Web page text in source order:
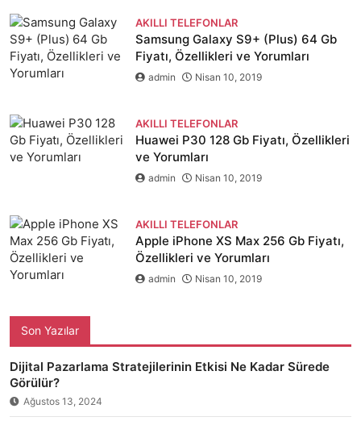
AKILLI TELEFONLAR
Samsung Galaxy S9+ (Plus) 64 Gb
Fiyatı, Özellikleri ve Yorumları
admin Nisan 10, 2019
AKILLI TELEFONLAR
Huawei P30 128 Gb Fiyatı, Özellikleri
ve Yorumları
admin Nisan 10, 2019
AKILLI TELEFONLAR
Apple iPhone XS Max 256 Gb Fiyatı,
Özellikleri ve Yorumları
admin Nisan 10, 2019
Son Yazılar
Dijital Pazarlama Stratejilerinin Etkisi Ne Kadar Sürede
Görülür?
Ağustos 13, 2024